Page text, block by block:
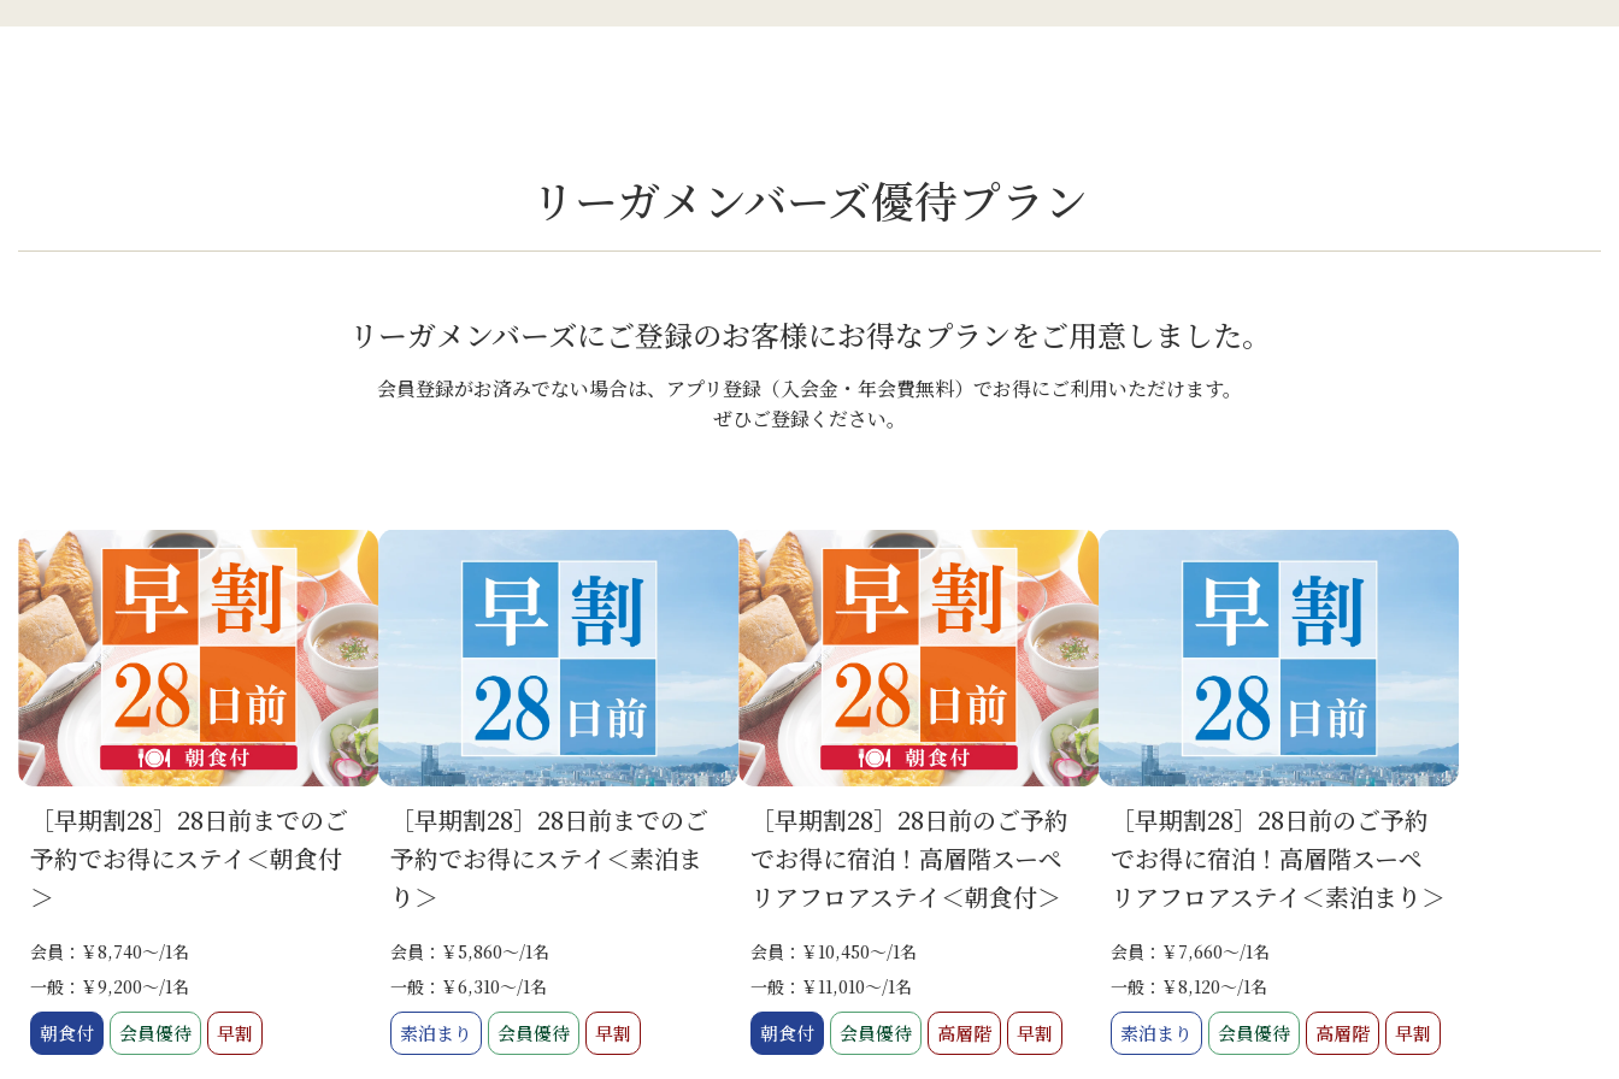
リーガメンバーズ優待プラン
リーガメンバーズにご登録のお客様にお得なプランをご用意しました。
会員登録がお済みでない場合は、アプリ登録（入会金・年会費無料）でお得にご利用いただけます。
ぜひご登録ください。
［早期割28］28日前までのご
予約でお得にステイ＜朝食付
＞
会員：￥8,740～/1名
一般：￥9,200～/1名
朝食付 会員優待 早割
［早期割28］28日前までのご
予約でお得にステイ＜素泊ま
り＞
会員：￥5,860～/1名
一般：￥6,310～/1名
素泊まり 会員優待 早割
［早期割28］28日前のご予約
でお得に宿泊！高層階スーペ
リアフロアステイ＜朝食付＞
会員：￥10,450～/1名
一般：￥11,010～/1名
朝食付 会員優待 高層階 早割
［早期割28］28日前のご予約
でお得に宿泊！高層階スーペ
リアフロアステイ＜素泊まり＞
会員：￥7,660～/1名
一般：￥8,120～/1名
素泊まり 会員優待 高層階 早割